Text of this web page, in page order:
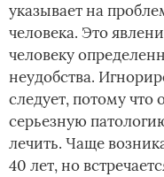
указывает на
человека. Это
человеку
неудобства.
следует, потому что
серьезную
лечить. Чаще
40 лет, но